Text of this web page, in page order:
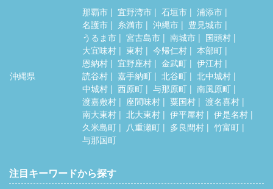
沖縄県
那覇市 宜野湾市 石垣市
浦添市
名護市
糸満市 沖縄市
豊見城市
うるま市
宮古島市 南城市
国頭村
大宜味村
東村 今帰仁村
本部町
恩納村
宜野座村 金武町
伊江村
読谷村
嘉手納町 北谷町
北中城村
中城村
西原町 与那原町
南風原町
渡嘉敷村
座間味村 粟国村
渡名喜村
南大東村
北大東村 伊平屋村
伊是名村
久米島町
八重瀬町 多良間村
竹富町
与那国町
注目キーワードから探す